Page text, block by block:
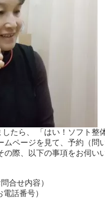
たら、 「はい！ソフト整
ページを見て、予約（問
際、以下の事項をお伺い
合せ内容）
話番号）